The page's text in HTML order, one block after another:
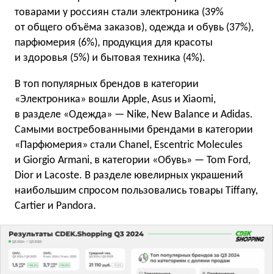
товарами у россиян стали электроника (39%
от общего объёма заказов), одежда и обувь (37%),
парфюмерия (6%), продукция для красоты
и здоровья (5%) и бытовая техника (4%).
В топ популярных брендов в категории
«Электроника» вошли Apple, Asus и Xiaomi,
в разделе «Одежда» — Nike, New Balance и Adidas.
Самыми востребованными брендами в категории
«Парфюмерия» стали Chanel, Escentric Molecules
и Giorgio Armani, в категории «Обувь» — Tom Ford,
Dior и Lacoste. В разделе ювелирных украшений
наибольшим спросом пользовались товары Tiffany,
Cartier и Pandora.